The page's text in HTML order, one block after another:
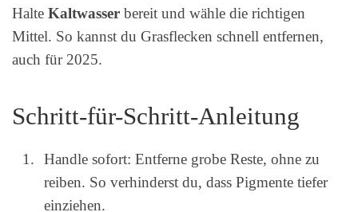
Halte Kaltwasser bereit und wähle die richtigen
Mittel. So kannst du Grasflecken schnell entfernen,
auch für 2025.
Schritt-für-Schritt-Anleitung
Handle sofort: Entferne grobe Reste, ohne zu
reiben. So verhinderst du, dass Pigmente tiefer
einziehen.